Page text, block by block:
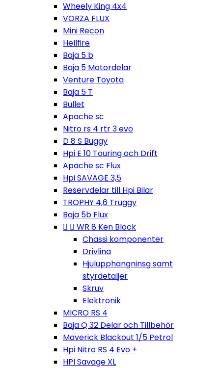
Wheely King 4x4
VORZA FLUX
Mini Recon
Hellfire
Baja 5 b
Baja 5 Motordelar
Venture Toyota
Baja 5 T
Bullet
Apache sc
Nitro rs 4 rtr 3 evo
D 8 S Buggy
Hpi E 10 Touring och Drift
Apache sc Flux
Hpi SAVAGE 3,5
Reservdelar till Hpi Bilar
TROPHY 4,6 Truggy
Baja 5b Flux
  WR 8 Ken Block
Chassi komponenter
Drivlina
Hjulupphängninsg samt
styrdetaljer
Skruv
Elektronik
MICRO RS 4
Baja Q 32 Delar och Tillbehör
Maverick Blackout 1/5 Petrol
Hpi Nitro RS 4 Evo +
HPI Savage XL